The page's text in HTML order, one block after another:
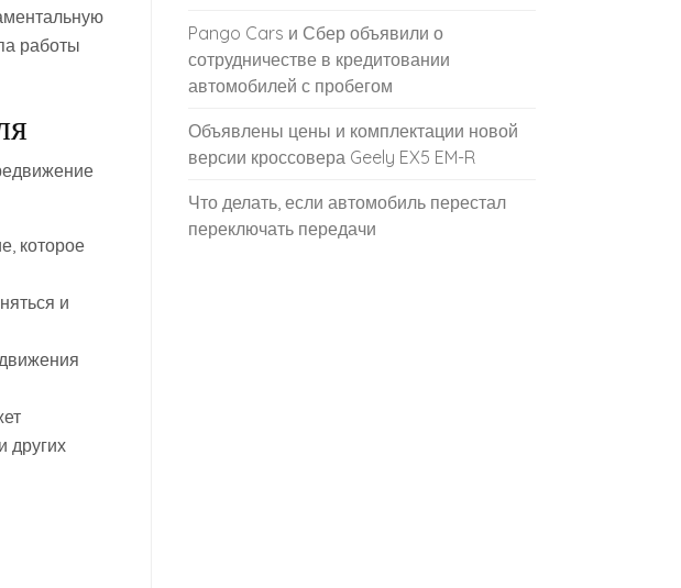
работы
которое
и
других
Pango Cars и Сбер объявили о
сотрудничестве в кредитовании
автомобилей с пробегом
Объявлены цены и комплектации новой
версии кроссовера Geely EX5 EM-R
Что делать, если автомобиль перестал
переключать передачи